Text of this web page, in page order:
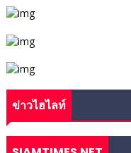
ข่าวไฮไลท์